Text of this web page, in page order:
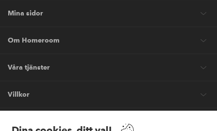
Mina sidor
Om Homeroom
Våra tjänster
Villkor